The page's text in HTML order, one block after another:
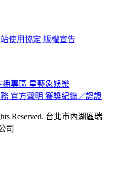
使用協定 版權宣告
播專區 星藝象娛樂
官方聲明 獲獎紀錄／認證
Reserved. 台北市內湖區瑞
司